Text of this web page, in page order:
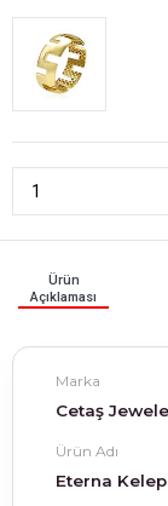
Ürün
Açıklaması
Marka
Cetaş
Ürün Adı
Eterna